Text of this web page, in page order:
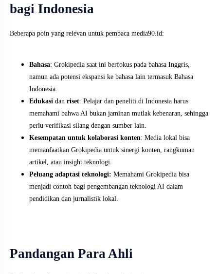
bagi Indonesia
Beberapa poin yang relevan untuk pembaca media90.id:
Bahasa: Grokipedia saat ini berfokus pada bahasa Inggris,
namun ada potensi ekspansi ke bahasa lain termasuk Bahasa
Indonesia.
Edukasi dan riset: Pelajar dan peneliti di Indonesia harus
memahami bahwa AI bukan jaminan mutlak kebenaran, sehingga
perlu verifikasi silang dengan sumber lain.
Kesempatan untuk kolaborasi konten: Media lokal bisa
memanfaatkan Grokipedia untuk sinergi konten, rangkuman
artikel, atau insight teknologi.
Peluang adaptasi teknologi: Memahami Grokipedia bisa
menjadi contoh bagi pengembangan teknologi AI dalam
pendidikan dan jurnalistik lokal.
Pandangan Para Ahli